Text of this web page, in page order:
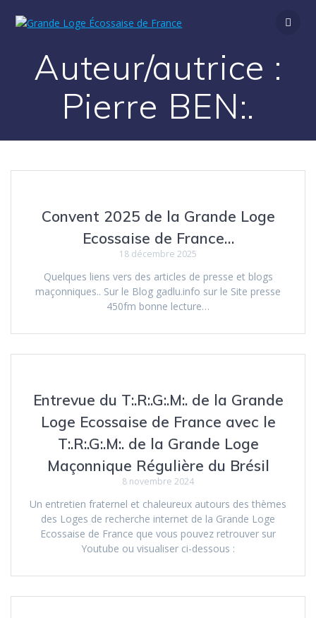
au
Auteur/autrice :
Pierre BEN:.
Convent 2025 de la Grande Loge
Ecossaise de France…
18 décembre 2025
Quelques liens vers des articles de presse et blogs
maçonniques.. Sur le Blog gadlu.info sur le Site presse
450fm bonne lecture…
Entrevue du T:.R:.G:.M:. de la Grande
Loge Ecossaise de France avec le
T:.R:.G:.M:. de la Grande Loge
Maçonnique Régulière du Brésil
8 novembre 2024
Un entretien fraternel et chaleureux autours des thèmes
des Loges de recherche internet de la Grande Loge
Ecossaise de France que vous pouvez retrouver sur
Youtube ou visualiser ci-dessous :